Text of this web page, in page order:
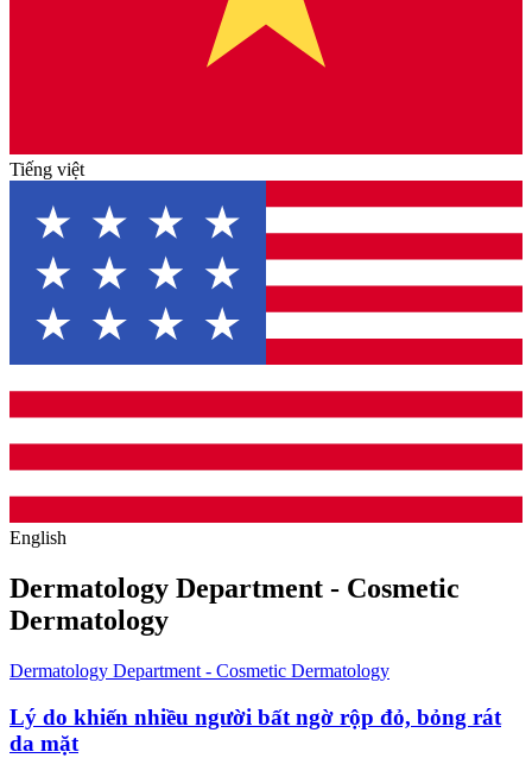
Tiếng việt
English
Dermatology Department - Cosmetic
Dermatology
Dermatology Department - Cosmetic Dermatology
Lý do khiến nhiều người bất ngờ rộp đỏ, bỏng rát
da mặt